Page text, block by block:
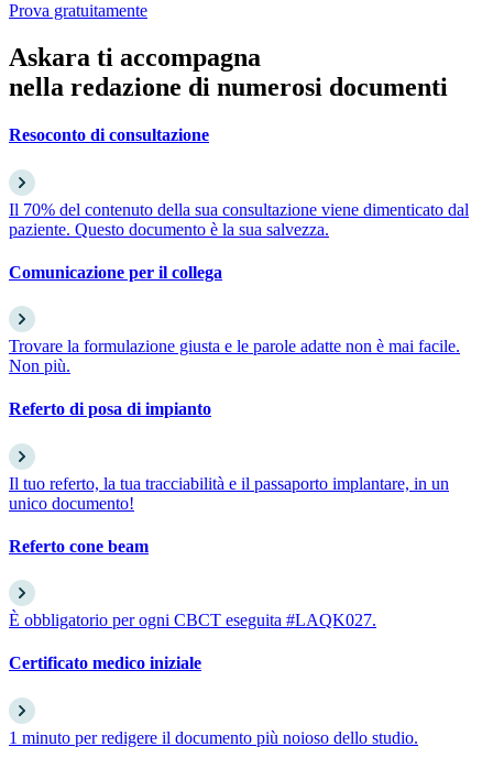
Prova gratuitamente
Askara ti accompagna
nella redazione di numerosi documenti
Resoconto di consultazione
Il 70% del contenuto della sua consultazione viene dimenticato dal
paziente. Questo documento è la sua salvezza.
Comunicazione per il collega
Trovare la formulazione giusta e le parole adatte non è mai facile.
Non più.
Referto di posa di impianto
Il tuo referto, la tua tracciabilità e il passaporto implantare, in un
unico documento!
Referto cone beam
È obbligatorio per ogni CBCT eseguita #LAQK027.
Certificato medico iniziale
1 minuto per redigere il documento più noioso dello studio.